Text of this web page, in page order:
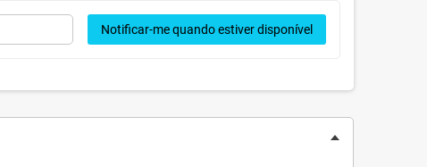
Notificar-me quando estiver disponível